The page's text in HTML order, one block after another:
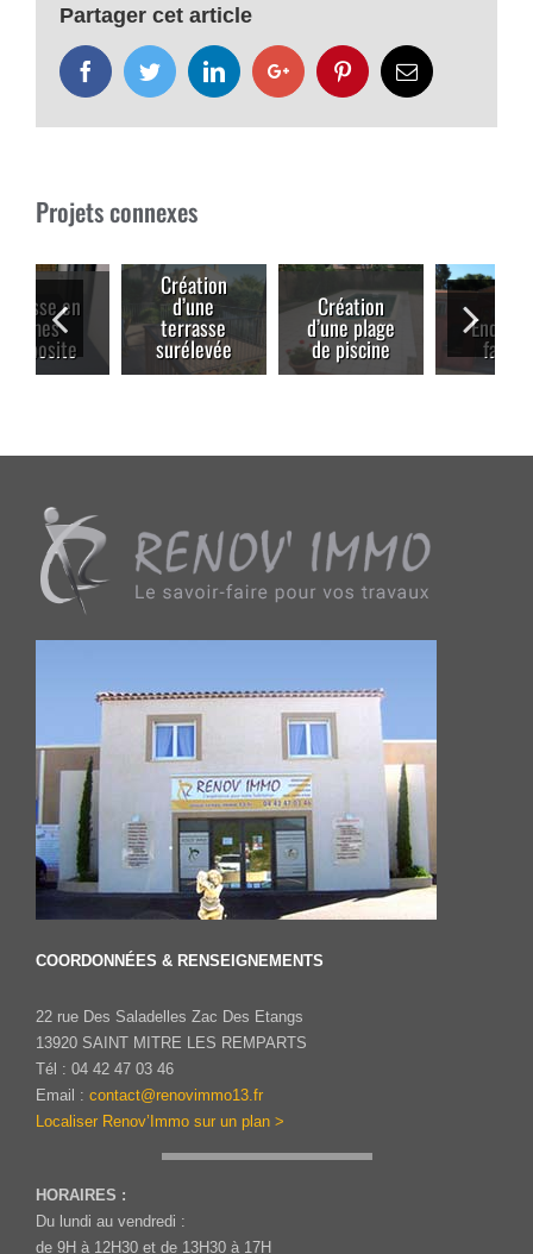
Partager cet article
FacebookTwitterLinkedInGoogle+ PinterestEmail
Projets connexes
Création
d’une
terrasse
surélevée
Création
d’une plage
de piscine
Enduit de
COORDONNÉES & RENSEIGNEMENTS
22 rue Des Saladelles Zac Des Etangs
13920 SAINT MITRE LES REMPARTS
Tél : 04 42 47 03 46
Email : contact@renovimmo13.fr
Localiser Renov’Immo sur un plan >
HORAIRES :
Du lundi au vendredi :
de 9H à 12H30 et de 13H30 à 17H